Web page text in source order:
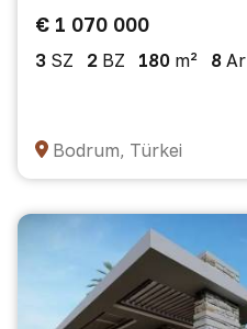
€ 1 070 000
3 SZ 2 BZ 180 m² 8 Ar
Bodrum, Türkei